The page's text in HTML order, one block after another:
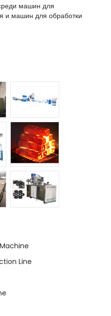
машин для
и машин для обработки
Line